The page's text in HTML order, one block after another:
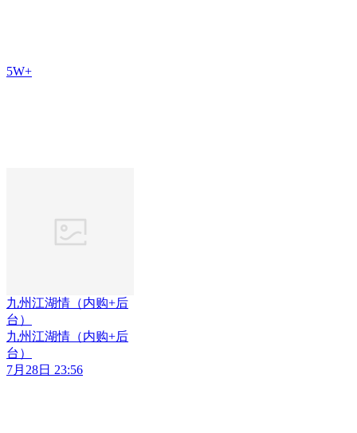
5W+
九州江湖情（内购+后
台）
九州江湖情（内购+后
台）
7月28日 23:56